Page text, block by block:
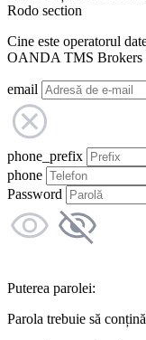
Rodo section
Cine este operatorul
OANDA TMS Brokers
email
phone_prefix
phone
Password
Puterea parolei:
Parola trebuie să